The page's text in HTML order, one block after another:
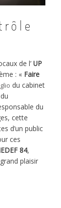
de l’UP
: « Faire
du cabinet
du
cette
d’un public
ces
84,
plaisir